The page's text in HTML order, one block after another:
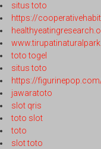
situs toto
https://
toto togel
situs toto
https://
jawaratoto
slot qris
toto slot
toto
slot toto